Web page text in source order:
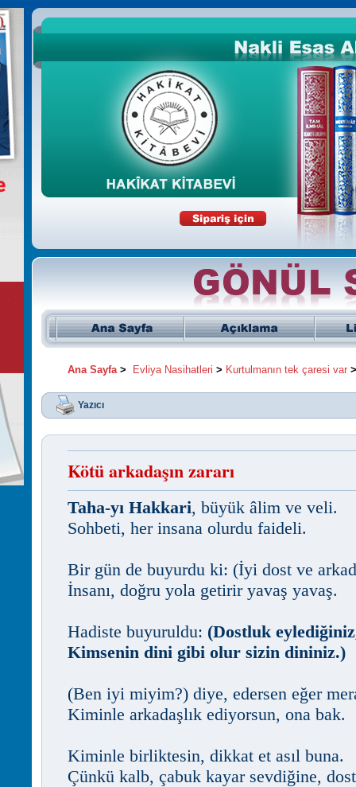
Ana Sayfa> Evliya Nasihatleri > Kurtulmanın tek çaresi var
Yazıcı
Kötü arkadaşın zararı
Taha-yı Hakkari, büyük âlim ve veli.
Sohbeti, her insana olurdu faideli.
Bir gün de buyurdu ki: (İyi dost ve
İnsanı, doğru yola getirir yavaş yavaş.
Hadiste buyuruldu: (Dostluk
Kimsenin dini gibi olur sizin dininiz.)
(Ben iyi miyim?) diye, edersen eğer
Kiminle arkadaşlık ediyorsun, ona bak.
Kiminle birliktesin, dikkat et asıl buna.
Çünkü kalb, çabuk kayar sevdiğine,